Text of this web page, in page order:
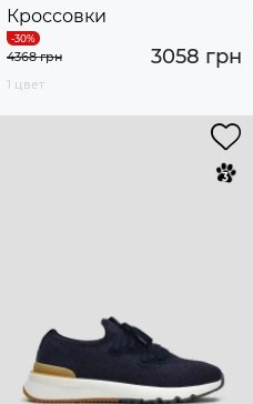
Кроссовки
3058 грн
4368 грн
1 цвет